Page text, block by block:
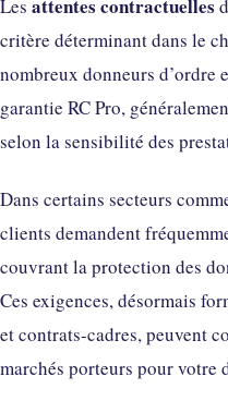
Les attentes contractuelles
critère déterminant dans le
nombreux donneurs d’ordre
garantie RC Pro,
selon la sensibilité des
Dans certains secteurs
clients demandent
couvrant la protection des
Ces exigences, désormais
et contrats-cadres, peuvent
marchés porteurs pour votre